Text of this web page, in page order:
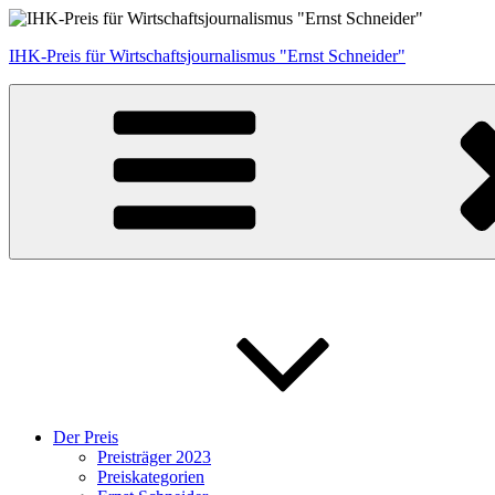
Zum
springen
IHK-Preis für Wirtschaftsjournalismus "Ernst Schneider"
Der Preis
Preisträger 2023
Preiskategorien